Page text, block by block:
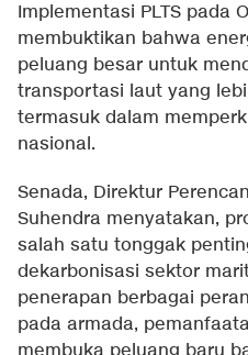
Implementasi PLTS pada
membuktikan bahwa
peluang besar untuk
transportasi laut yang
termasuk dalam
nasional.
Senada, Direktur
Suhendra menyatakan,
salah satu tonggak
dekarbonisasi sektor
penerapan berbagai
pada armada,